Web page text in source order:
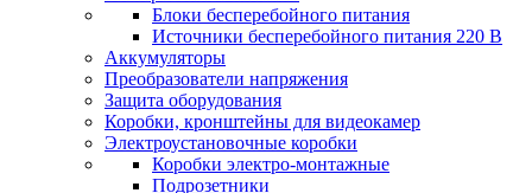
Блоки бесперебойного питания
Источники бесперебойного питания 220 В
Аккумуляторы
Преобразователи напряжения
Защита оборудования
Коробки, кронштейны для видеокамер
Электроустановочные коробки
Коробки электро-монтажные
Подрозетники